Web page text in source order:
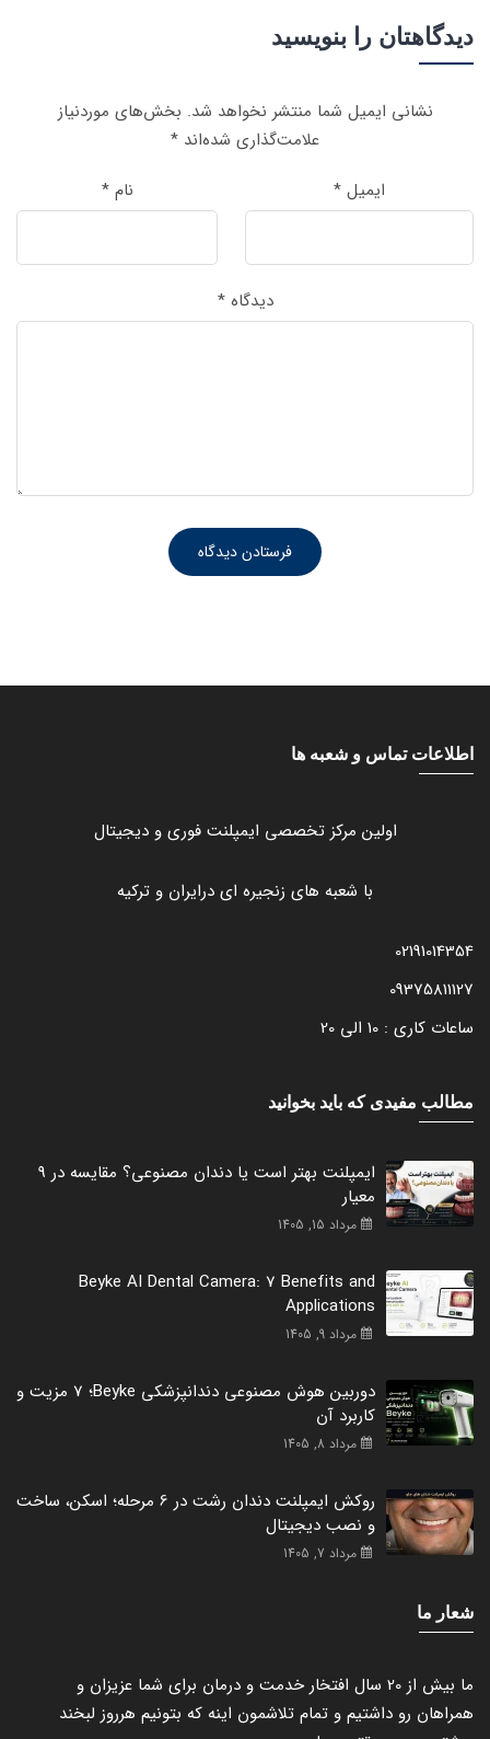
دیدگاهتان را بنویسید
نشانی ایمیل شما منتشر نخواهد شد. بخش‌های موردنیاز
علامت‌گذاری شده‌اند *
نام* ایمیل *
دیدگاه*
اطلاعات تماس و شعبه ها
اولین مرکز تخصصی ایمپلنت فوری و دیجیتال
با شعبه های زنجیره ای درایران و ترکیه
02191014354
09375811127
ساعات کاری : 10 الی 20
مطالب مفیدی که باید بخوانید
ایمپلنت بهتر است یا دندان مصنوعی؟ مقایسه در 9
معیار
مرداد 15, 1405
Beyke AI Dental Camera: 7 Benefits and
Applications
مرداد 9, 1405
دوربین هوش مصنوعی دندانپزشکی Beyke؛ 7 مزیت و
کاربرد آن
مرداد 8, 1405
روکش ایمپلنت دندان رشت در 6 مرحله؛ اسکن، ساخت
و نصب دیجیتال
مرداد 7, 1405
شعار ما
ما بیش از 20 سال افتخار خدمت و درمان برای شما عزیزان و
همراهان رو داشتیم و تمام تلاشمون اینه که بتونیم هرروز لبخند